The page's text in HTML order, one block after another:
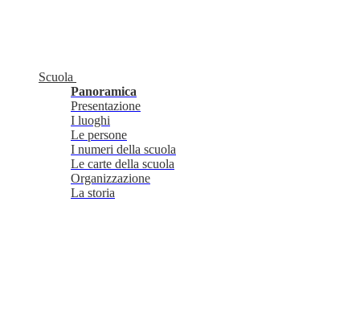
Scuola
Panoramica
Presentazione
I luoghi
Le persone
I numeri della scuola
Le carte della scuola
Organizzazione
La storia